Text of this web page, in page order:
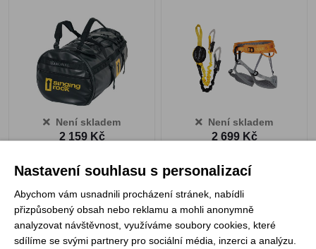
Není skladem
2 159 Kč
Není skladem
2 699 Kč
Singing Rock Packet
Ferrata Ray ve. M
Singing Rock Ferrata
packet II
Nastavení souhlasu s personalizací
Abychom vám usnadnili procházení stránek, nabídli
přizpůsobený obsah nebo reklamu a mohli anonymně
analyzovat návštěvnost, využíváme soubory cookies, které
sdílíme se svými partnery pro sociální média, inzerci a analýzu.